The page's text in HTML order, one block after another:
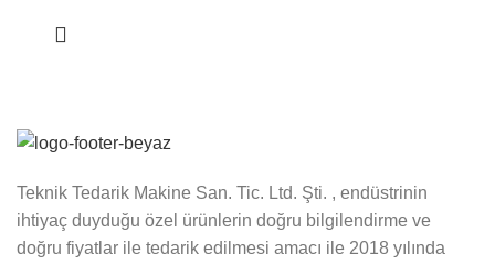
Teknik Tedarik Makine San. Tic. Ltd. Şti. , endüstrinin
ihtiyaç duyduğu özel ürünlerin doğru bilgilendirme ve
doğru fiyatlar ile tedarik edilmesi amacı ile 2018 yılında